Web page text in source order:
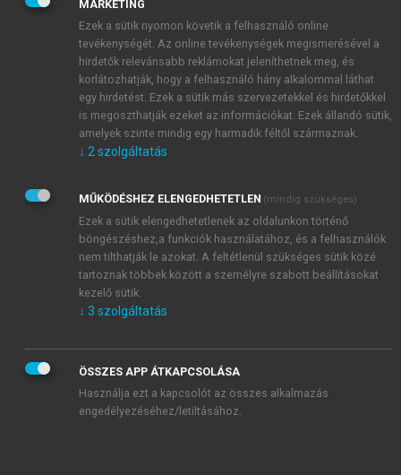
JELSZÓ ÚJRA
Kérek értesítést a MeRSZ újdonságairól, akcióiról.
Kérek értesítést az Akadémiai Kiadó Zrt. újdonságairól,
Adatkezelési tájékoztatóbanfoglaltakat tudomásul
veszem és elfogadom.
Általános vásárlási feltételeket, valamint a szotar.netés a
mersz.huoldalak licencszerződéseiben foglaltakat
tudomásul veszem és elfogadom.
KIPRÓBÁLOM
MARKETING
Ezek a sütik nyomon követik a felhasználó online
tevékenységét. Az online tevékenységek megismerésével a
hirdetők relevánsabb reklámokat jeleníthetnek meg, és
korlátozhatják, hogy a felhasználó hány alkalommal láthat
egy hirdetést. Ezek a sütik más szervezetekkel és hirdetőkkel
is megoszthatják ezeket az információkat. Ezek állandó sütik,
amelyek szinte mindig egy harmadik féltől származnak.
↓ 2 szolgáltatás
MŰKÖDÉSHEZ ELENGEDHETETLEN (mindig szükséges)
Ezek a sütik elengedhetetlenek az oldalunkon történő
böngészéshez,a funkciók használatához, és a felhasználók
nem tilthatják le azokat. A feltétlenül szükséges sütik közé
tartoznak többek között a személyre szabott beállításokat
kezelő sütik.
↓ 3 szolgáltatás
ÖSSZES APP ÁTKAPCSOLÁSA
Használja ezt a kapcsolót az összes alkalmazás
engedélyezéséhez/letiltásához.